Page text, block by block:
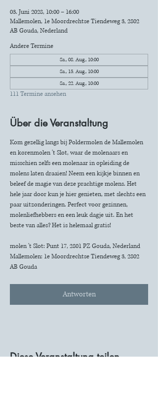
03. Juni 2028, 10:00 – 16:00
Mallemolen, 1e Moordrechtse Tiendeweg 3, 2802
AB Gouda, Nederland
Andere Termine
Sa., 08. Aug., 10:00
Sa., 15. Aug., 10:00
Sa., 22. Aug., 10:00
111 Termine ansehen
Über die Veranstaltung
Kom gezellig langs bij Poldermolen de Mallemolen
en korenmolen 't Slot, waar de molenaars en
misschien zelfs een molenaar in opleiding de
molens laten draaien! Neem een kijkje binnen en
beleef de magie van deze prachtige molens. Het
hele jaar door kun je hier genieten, met slechts een
paar uitzonderingen. Perfect voor gezinnen,
molenliefhebbers en een leuk dagje uit. En het
beste van alles? Het is helemaal gratis!
molen 't Slot: Punt 17, 2801 PZ Gouda, Nederland
Mallemolen: 1e Moordrechtse Tiendeweg 3, 2802
AB Gouda
Antworten
Diese Veranstaltung teilen